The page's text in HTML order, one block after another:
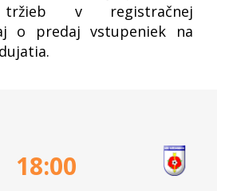
tržieb v registračnej
o predaj vstupeniek na
18:00